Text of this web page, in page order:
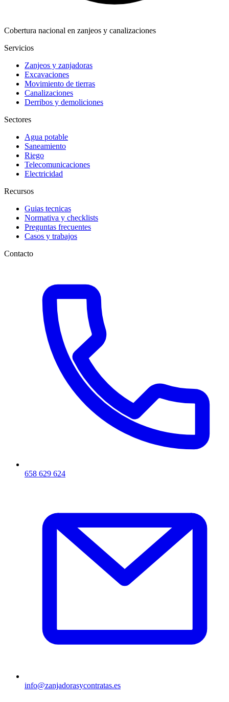
Cobertura nacional en zanjeos y canalizaciones
Servicios
Zanjeos y zanjadoras
Excavaciones
Movimiento de tierras
Canalizaciones
Derribos y demoliciones
Sectores
Agua potable
Saneamiento
Riego
Telecomunicaciones
Electricidad
Recursos
Guias tecnicas
Normativa y checklists
Preguntas frecuentes
Casos y trabajos
Contacto
658 629 624
info@zanjadorasycontratas.es